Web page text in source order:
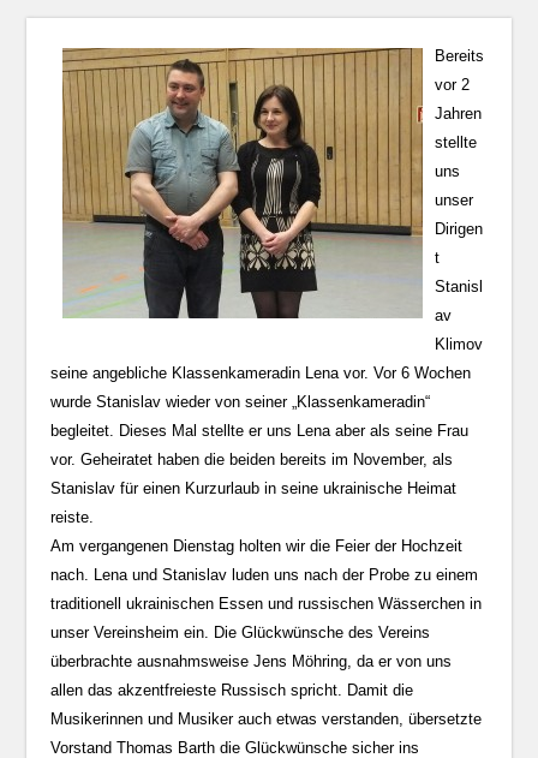
Bereits
vor 2
Jahren
stellte
uns
unser
Dirigen
t
Stanisl
av
Klimov
seine angebliche Klassenkameradin Lena vor. Vor 6 Wochen
wurde Stanislav wieder von seiner „Klassenkameradin“
begleitet. Dieses Mal stellte er uns Lena aber als seine Frau
vor. Geheiratet haben die beiden bereits im November, als
Stanislav für einen Kurzurlaub in seine ukrainische Heimat
reiste.
Am vergangenen Dienstag holten wir die Feier der Hochzeit
nach. Lena und Stanislav luden uns nach der Probe zu einem
traditionell ukrainischen Essen und russischen Wässerchen in
unser Vereinsheim ein. Die Glückwünsche des Vereins
überbrachte ausnahmsweise Jens Möhring, da er von uns
allen das akzentfreieste Russisch spricht. Damit die
Musikerinnen und Musiker auch etwas verstanden, übersetzte
Vorstand Thomas Barth die Glückwünsche sicher ins